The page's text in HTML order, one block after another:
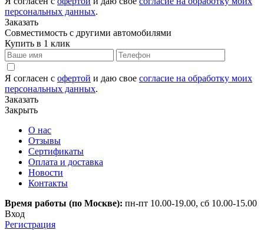
персональных данных.
Заказать
Совместимость с другими автомобилями
Купить в 1 клик
Я согласен с офертой и даю свое согласие на обработку моих
персональных данных.
Заказать
Закрыть
О нас
Отзывы
Сертификаты
Оплата и доставка
Новости
Контакты
Время работы (по Москве): пн-пт 10.00-19.00, сб 10.00-15.00
Вход
Регистрация